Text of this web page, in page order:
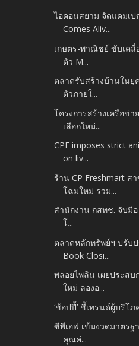
ไอคอนสยาม จัดแคมเป
Comes Aliv...
เกษตร-พาณิชย์ ขับเคลื่
ตัว M...
ตลาดรับสร้างบ้านในยุ
ตัวภายใ...
โครงการสร้างเครือข่
เลือกใหม่...
CPF imposes strict
on liv...
ร้าน CP Freshmart ส
โฉมใหม่ รวม...
สํานักงาน กสทช. จับมื
โ...
ตลาดหลักทรัพย์ฯ ปรับ
Book Closi...
พลอยไพลิน เผยประส
ใหม่ ลองอ...
‘ช้อปปี้’ ชี้เทรนด์ผู้บริโ
ซีพีเอฟ เข้มงวดมาตร
คุณค่...